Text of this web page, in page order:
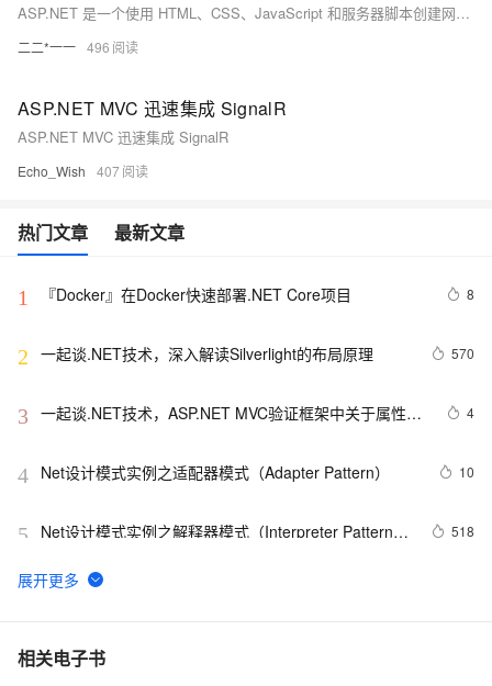
ASP.NET 是一个使用 HTML、CSS、JavaScript 和服务器脚本创建网页和网站的开发框架。
二二*一一 496
ASP.NET MVC 迅速集成 SignalR
ASP.NET MVC 迅速集成 SignalR
Echo_Wish 407
热门文章 最新文章
1 『Docker』在Docker快速部署.NET Core项目 8
2 一起谈.NET技术，深入解读Silverlight的布局原理 570
3 一起谈.NET技术，ASP.NET MVC验证框架中关于属性标
4
4 Net设计模式实例之适配器模式（Adapter Pattern） 10
5
Net设计模式实例之解释器模式（Interpreter Pattern）
518
6 Asp.Net MVC5入门学习系列④
7 ASP.NET访问权限管理
相关电子书